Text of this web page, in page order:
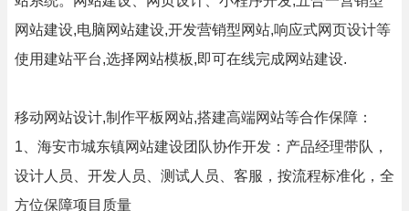
网站建设,电脑网站建设,开发营销型网站,响应式网页设计等
使用建站平台,选择网站模板,即可在线完成网站建设.
移动网站设计,制作平板网站,搭建高端网站等合作保障：
1、海安市城东镇网站建设团队协作开发：产品经理带队，
设计人员、开发人员、测试人员、客服，按流程标准化，全
方位保障项目质量